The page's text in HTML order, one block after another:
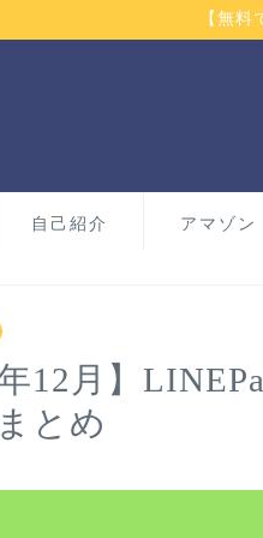
【無
自己紹介 アマゾン
年12月】
とめ